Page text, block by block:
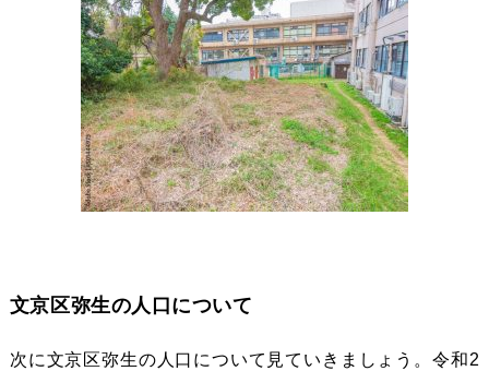
文京区弥生の人口について
次に文京区弥生の人口について見ていきましょう。令和2